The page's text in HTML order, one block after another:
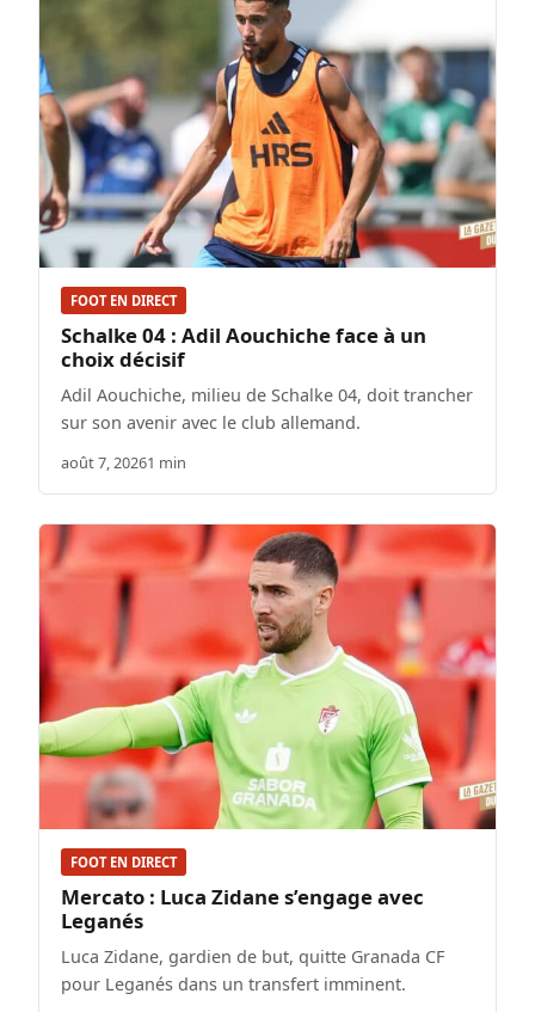
FOOT EN DIRECT
Schalke 04 : Adil Aouchiche face à un
choix décisif
Adil Aouchiche, milieu de Schalke 04, doit trancher
sur son avenir avec le club allemand.
août 7, 20261 min
FOOT EN DIRECT
Mercato : Luca Zidane s’engage avec
Leganés
Luca Zidane, gardien de but, quitte Granada CF
pour Leganés dans un transfert imminent.